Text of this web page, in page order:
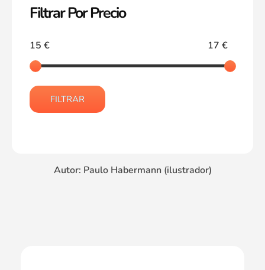
Filtrar Por Precio
15 € 17 €
FILTRAR
Autor: Paulo Habermann (ilustrador)